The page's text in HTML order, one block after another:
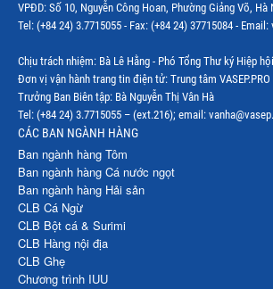
VPĐD: Số 10, Nguyễn Công Hoan, Phường Giảng Võ, Hà
Tel: (+84 24) 3.7715055 - Fax: (+84 24) 37715084 -
Chịu trách nhiệm: Bà Lê Hằng - Phó Tổng Thư ký Hiệp hội
Đơn vị vận hành trang tin điện tử: Trung tâm VASEP.PRO
Trưởng Ban Biên tập: Bà Nguyễn Thị Vân Hà
Tel: (+84 24) 3.7715055 – (ext.216); email:
CÁC BAN NGÀNH HÀNG
Ban ngành hàng Tôm
Ban ngành hàng Cá nước ngọt
Ban ngành hàng Hải sản
CLB Cá Ngừ
CLB Bột cá & Surimi
CLB Hàng nội địa
CLB Ghẹ
Chương trình IUU